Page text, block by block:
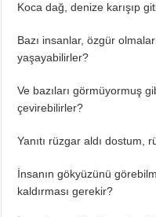
Koca dağ, denize karışıp
Bazı insanlar, özgür
yaşayabilirler?
Ve bazıları görmüyormuş
çevirebilirler?
Yanıtı rüzgar aldı dostum,
İnsanın gökyüzünü
kaldırması gerekir?